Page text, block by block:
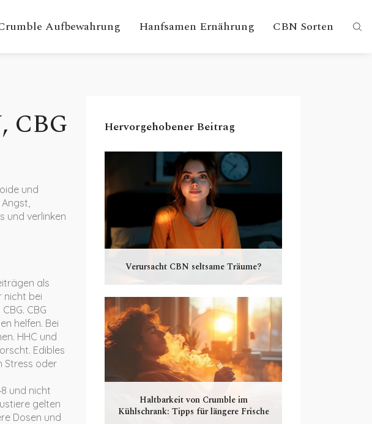
Aufbewahrung Hanfsamen Ernährung CBN Sorten
CBG
und
und verlinken
als
nicht bei
CBG
helfen. Bei
HHC und
Edibles
Stress oder
und nicht
gelten
Dosen und
Hervorgehobener Beitrag
Verursacht CBN seltsame Träume?
Haltbarkeit von Crumble im
Kühlschrank: Tipps für längere Frische